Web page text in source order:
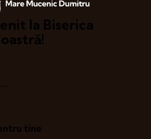
la Biserica
—
tine